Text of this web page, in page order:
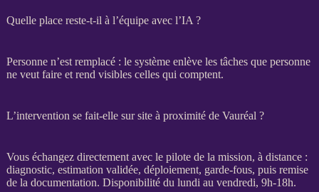
Quelle place reste-t-il à l’équipe avec l’IA ?
Personne n’est remplacé : le système enlève les tâches que personne
ne veut faire et rend visibles celles qui comptent.
L’intervention se fait-elle sur site à proximité de Vauréal ?
Vous échangez directement avec le pilote de la mission, à distance :
diagnostic, estimation validée, déploiement, garde-fous, puis remise
de la documentation. Disponibilité du lundi au vendredi, 9h-18h.